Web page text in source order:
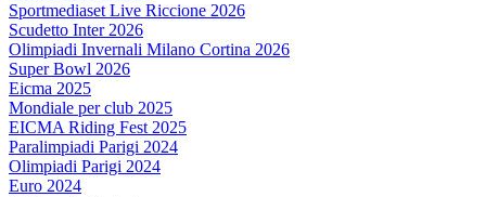
Sportmediaset Live Riccione 2026
Scudetto Inter 2026
Olimpiadi Invernali Milano Cortina 2026
Super Bowl 2026
Eicma 2025
Mondiale per club 2025
EICMA Riding Fest 2025
Paralimpiadi Parigi 2024
Olimpiadi Parigi 2024
Euro 2024